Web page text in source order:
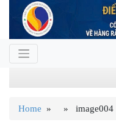
Home » » image004